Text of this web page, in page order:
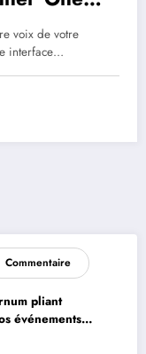
voix de votre
interface…
Commentaire
pliant
événements